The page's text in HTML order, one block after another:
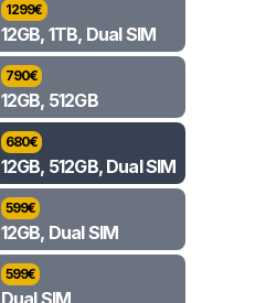
1299€
12GB, 1TB, Dual SIM
790€
12GB, 512GB
680€
12GB, 512GB, Dual SIM
599€
12GB, Dual SIM
599€
Dual SIM